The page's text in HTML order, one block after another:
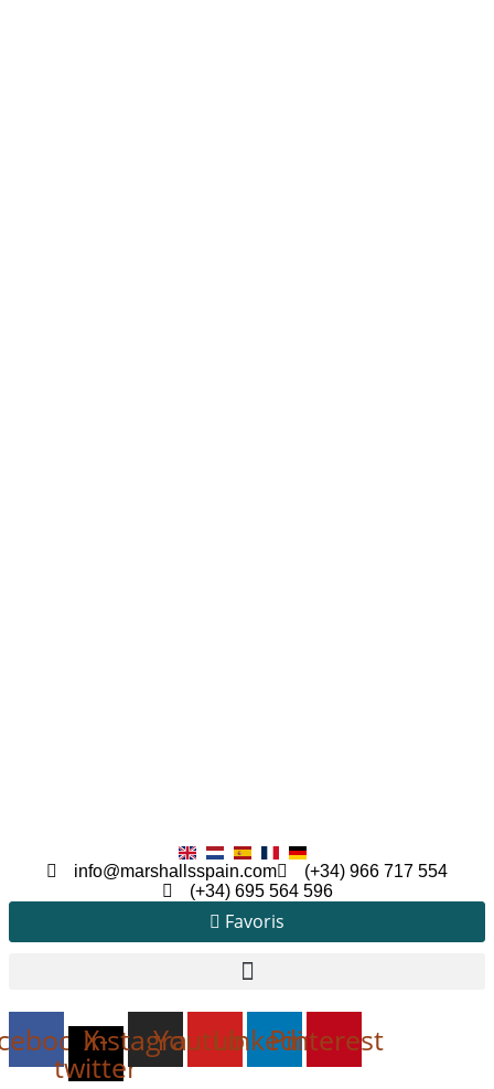
info@marshallsspain.com
(+34) 966 717 554
(+34) 695 564 596
Favoris
X-
twitter
Instagram
YoutubeLinkedinPinterest